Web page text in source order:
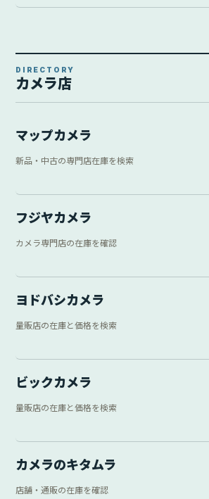
DIRECTORY
カメラ店
マップカメラ
新品・中古の専門店在庫を検索
フジヤカメラ
カメラ専門店の在庫を確認
ヨドバシカメラ
量販店の在庫と価格を検索
ビックカメラ
量販店の在庫と価格を検索
カメラのキタムラ
店舗・通販の在庫を確認